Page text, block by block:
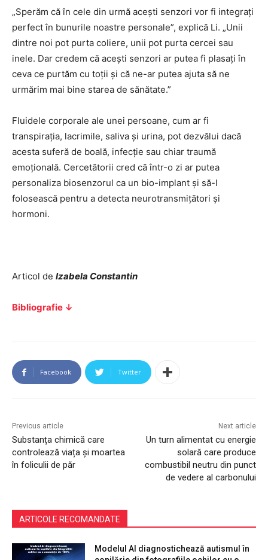
„Sperăm că în cele din urmă acești senzori vor fi integrați
perfect în bunurile noastre personale”, explică Li. „Unii
dintre noi pot purta coliere, unii pot purta cercei sau
inele. Dar credem că acești senzori ar putea fi plasați în
ceva ce purtăm cu toții și că ne-ar putea ajuta să ne
urmărim mai bine starea de sănătate.”
Fluidele corporale ale unei persoane, cum ar fi
transpirația, lacrimile, saliva și urina, pot dezvălui dacă
acesta suferă de boală, infecție sau chiar traumă
emoțională. Cercetătorii cred că într-o zi ar putea
personaliza biosenzorul ca un bio-implant și să-l
folosească pentru a detecta neurotransmițători și
hormoni.
Articol de Izabela Constantin
Bibliografie ↓
Facebook Twitter
Previous article
Substanța chimică care
controlează viața și moartea
în foliculii de păr
Next article
Un turn alimentat cu energie
solară care produce
combustibil neutru din punct
de vedere al carbonului
ARTICOLE RECOMANDATE
Modelul AI diagnostichează autismul în